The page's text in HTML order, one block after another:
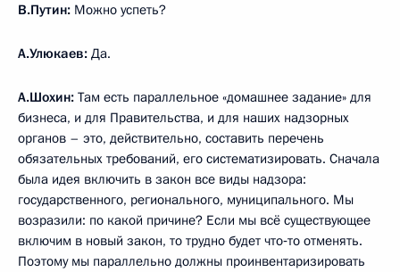
В.Путин: Можно успеть?
А.Улюкаев: Да.
А.Шохин: Там есть параллельное «домашнее задание» для
бизнеса, и для Правительства, и для наших надзорных
органов – это, действительно, составить перечень
обязательных требований, его систематизировать. Сначала
была идея включить в закон все виды надзора:
государственного, регионального, муниципального. Мы
возразили: по какой причине? Если мы всё существующее
включим в новый закон, то трудно будет что‑то отменять.
Поэтому мы параллельно должны проинвентаризировать